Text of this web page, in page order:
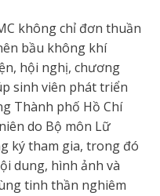
không chỉ đơn thuần
bầu không khí
hội nghị, chương
sinh viên phát triển
Thành phố Hồ Chí
do Bộ môn Lữ
ký tham gia, trong đó
dung, hình ảnh và
tinh thần nghiêm